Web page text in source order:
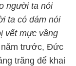
người ta nói
ta có dám nói
vết mực vầng
trước, Đức
trăng để khai